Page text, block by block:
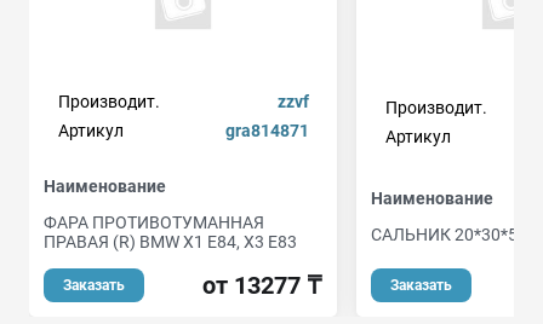
Производит.
zzvf
Артикул
gra814871
Наименование
ФАРА ПРОТИВОТУМАННАЯ
ПРАВАЯ (R) BMW X1 E84, X3 E83
Заказать от 13277 ₸
Производит.
Артикул
Наименование
САЛЬНИК 20*30*5/6
Заказать